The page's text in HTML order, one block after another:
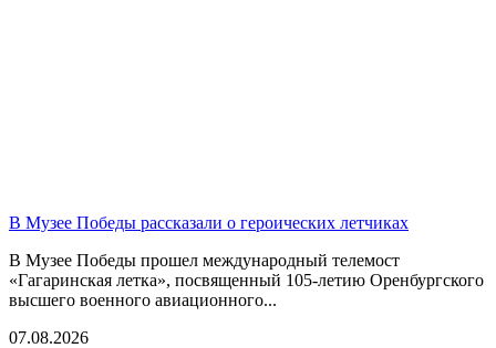
В Музее Победы рассказали о героических летчиках
В Музее Победы прошел международный телемост
«Гагаринская летка», посвященный 105-летию Оренбургского
высшего военного авиационного...
07.08.2026